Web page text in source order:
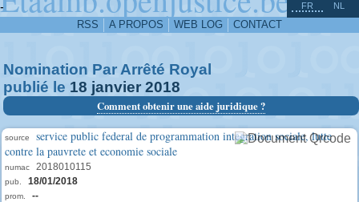
-
RSS A PROPOS WEB LOG CONTACT
FR NL
Nomination Par Arrêté Royal
publié le 18 janvier 2018
Comment obtenir une aide juridique ?
source
service public federal de programmation integration sociale, lutte
contre la pauvrete et economie sociale
numac 2018010115
pub. 18/01/2018
prom. --
^